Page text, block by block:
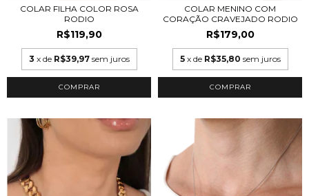
COLAR FILHA COLOR ROSA
RODIO
R$119,90
3 x de R$39,97 sem juros
COLAR MENINO COM
CORAÇÃO CRAVEJADO RODIO
R$179,00
5 x de R$35,80 sem juros